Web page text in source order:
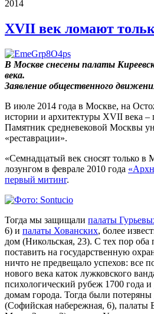
2014
XVII век ломают
В Москве снесены палаты
века.
Заявление общественного
В июле 2014 года в Москве, на
истории и архитектуры XVII века –
Памятник средневековой Москвы
«реставрации».
«Семнадцатый век сносят только в
лозунгом в феврале 2010 года «Арх
первый митинг.
Тогда мы защищали палаты
6) и палаты Хованских, более
дом (Никольская, 23). С тех пор оба
поставить на государственную
ничто не предвещало успехов: все
нового века каток лужковского
психологический рубеж 1700 года
домам города. Тогда были потеряны
(Софийская набережная, 6), палаты